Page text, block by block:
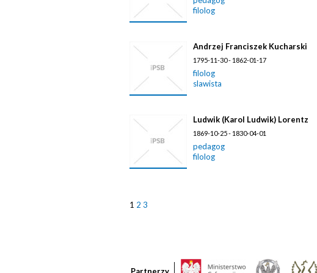
filolog
Andrzej Franciszek Kucharski
1795-11-30 - 1862-01-17
filolog
slawista
Ludwik (Karol Ludwik) Lorentz
1869-10-25 - 1830-04-01
pedagog
filolog
1 2 3